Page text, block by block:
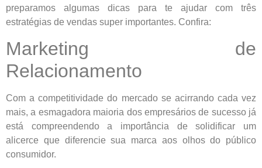
preparamos algumas dicas para te ajudar com três
estratégias de vendas super importantes. Confira:
Marketing de
Relacionamento
Com a competitividade do mercado se acirrando cada vez
mais, a esmagadora maioria dos empresários de sucesso já
está compreendendo a importância de solidificar um
alicerce que diferencie sua marca aos olhos do público
consumidor.